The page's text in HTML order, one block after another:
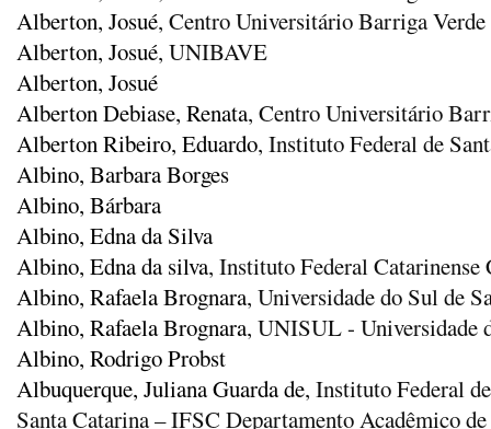
Alberton, Josué, Centro Universitário Barriga
Alberton, Josué, UNIBAVE
Alberton, Josué
Alberton Debiase, Renata, Centro Universitário
Alberton Ribeiro, Eduardo, Instituto Federal de
Albino, Barbara Borges
Albino, Bárbara
Albino, Edna da Silva
Albino, Edna da silva, Instituto Federal Catarinense
Albino, Rafaela Brognara, Universidade do Sul de
Albino, Rafaela Brognara, UNISUL - Universidade
Albino, Rodrigo Probst
Albuquerque, Juliana Guarda de, Instituto Federal
Santa Catarina – IFSC Departamento Acadêmico